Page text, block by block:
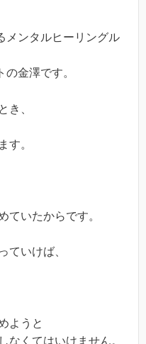
メンタルヒーリングル
金澤です。
き、
す。
ていたからです。
ていけば、
ようと
なくてはいけません。